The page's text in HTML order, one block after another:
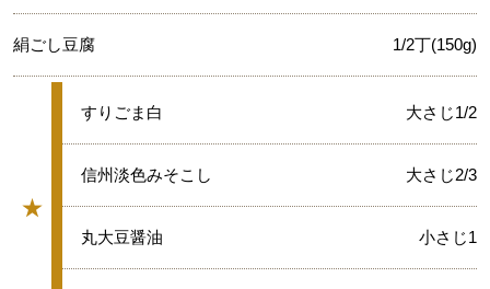
絹ごし豆腐 1/2丁(150g)
★
グループ
★
すりごま白 大さじ1/2
★
信州淡色みそこし 大さじ2/3
★
丸大豆醤油 小さじ1